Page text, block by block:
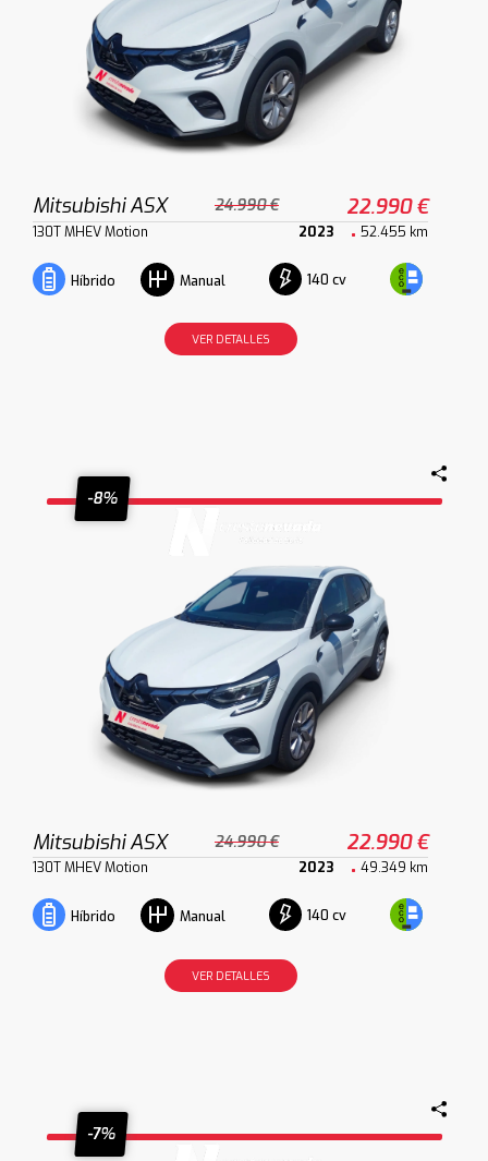
Mitsubishi ASX 24.990 € 22.990 €
130T MHEV Motion 2023 52.455 km
Híbrido Manual 140 cv
VER DETALLES
-8%
Mitsubishi ASX 24.990 € 22.990 €
130T MHEV Motion 2023 49.349 km
Híbrido Manual 140 cv
VER DETALLES
-7%